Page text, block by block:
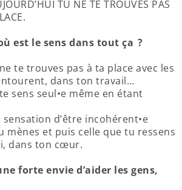
TU NE TE TROUVES PAS
est le sens dans tout ça ?
te trouves pas à ta place avec les
dans ton travail…
sens seul•e même en étant
d’être incohérent•e
mènes et puis celle que tu ressens
dans ton cœur.
forte envie d’aider les gens,